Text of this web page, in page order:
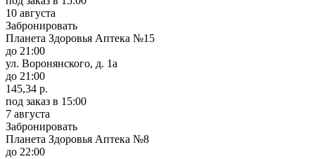
10 августа
Забронировать
Планета Здоровья Аптека №15
до 21:00
ул. Воронянского, д. 1а
до 21:00
145,34 р.
под заказ в 15:00
7 августа
Забронировать
Планета Здоровья Аптека №8
до 22:00